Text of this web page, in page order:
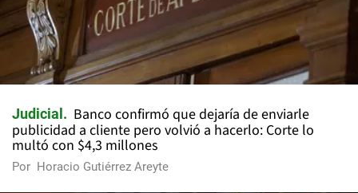
Judicial
Banco confirmó que dejaría de enviarle
publicidad a cliente pero volvió a hacerlo: Corte lo
multó con $4,3 millones
Por Horacio Gutiérrez Areyte